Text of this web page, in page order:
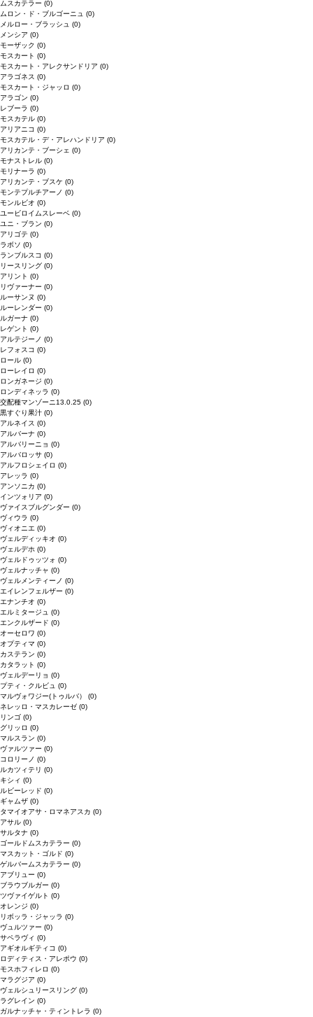
ムスカテラー (0)
ムロン・ド・ブルゴーニュ (0)
メルロー・ブラッシュ (0)
メンシア (0)
モーザック (0)
モスカート (0)
モスカート・アレクサンドリア (0)
アラゴネス (0)
モスカート・ジャッロ (0)
アラゴン (0)
レブーラ (0)
モスカテル (0)
アリアニコ (0)
モスカテル・デ・アレハンドリア (0)
アリカンテ・ブーシェ (0)
モナストレル (0)
モリナーラ (0)
アリカンテ・ブスケ (0)
モンテプルチアーノ (0)
モンルビオ (0)
ユービロイムスレーベ (0)
ユニ・ブラン (0)
アリゴテ (0)
ラボソ (0)
ランブルスコ (0)
リースリング (0)
アリント (0)
リヴァーナー (0)
ルーサンヌ (0)
ルーレンダー (0)
ルガーナ (0)
レゲント (0)
アルテジーノ (0)
レフォスコ (0)
ロール (0)
ローレイロ (0)
ロンガネージ (0)
ロンディネッラ (0)
交配種マンゾーニ13.0.25 (0)
黒すぐり果汁 (0)
アルネイス (0)
アルバーナ (0)
アルバリーニョ (0)
アルバロッサ (0)
アルフロシェイロ (0)
アレッラ (0)
アンソニカ (0)
インツォリア (0)
ヴァイスブルグンダー (0)
ヴィウラ (0)
ヴィオニエ (0)
ヴェルディッキオ (0)
ヴェルデホ (0)
ヴェルドゥッツォ (0)
ヴェルナッチャ (0)
ヴェルメンティーノ (0)
エイレンフェルザー (0)
エナンチオ (0)
エルミタージュ (0)
エンクルザード (0)
オーセロワ (0)
オプティマ (0)
カステラン (0)
カタラット (0)
ヴェルデーリョ (0)
プティ・クルビュ (0)
マルヴォワジー(トゥルバ） (0)
ネレッロ・マスカレーゼ (0)
リンゴ (0)
グリッロ (0)
マルスラン (0)
ヴァルツァー (0)
コロリーノ (0)
ルカツィテリ (0)
キシィ (0)
ルビーレッド (0)
ギャムザ (0)
タマイオアサ・ロマネアスカ (0)
アサル (0)
サルタナ (0)
ゴールドムスカテラー (0)
マスカット・ゴルド (0)
ゲルバームスカテラー (0)
アブリュー (0)
ブラウブルガー (0)
ツヴァイゲルト (0)
オレンジ (0)
リボッラ・ジャッラ (0)
ヴュルツァー (0)
サペラヴィ (0)
アギオルギティコ (0)
ロディティス・アレポウ (0)
モスホフィレロ (0)
マラグジア (0)
ヴェルシュリースリング (0)
ラグレイン (0)
ガルナッチャ・ティントレラ (0)